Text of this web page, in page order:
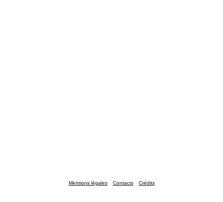
Mentions légales Contacts Crédits